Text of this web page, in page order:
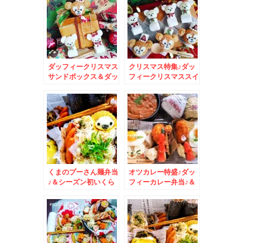
ダッフィークリスマス
サンドボックス＆ダッ
クリスマススイーツ☆
クリスマス特集♪ダッ
フィークリスマススイ
ニング☆「麻里布珈
琲」さんのふわふわオ
ムレツモーニング♪
くまのプーさん麺弁当
♪＆シーズン初いくら
グルメ☆
オツカレー特盛♪ダッ
フィーカレー弁当♪＆
シピ